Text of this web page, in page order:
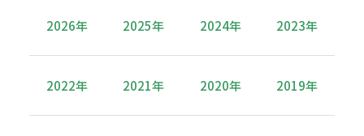
2026年 2025年 2024年 2023年
2022年 2021年 2020年 2019年